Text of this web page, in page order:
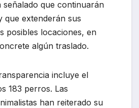
señalado que continuarán
que extenderán sus
posibles locaciones, en
algún traslado.
incluye el
183 perros. Las
han reiterado su